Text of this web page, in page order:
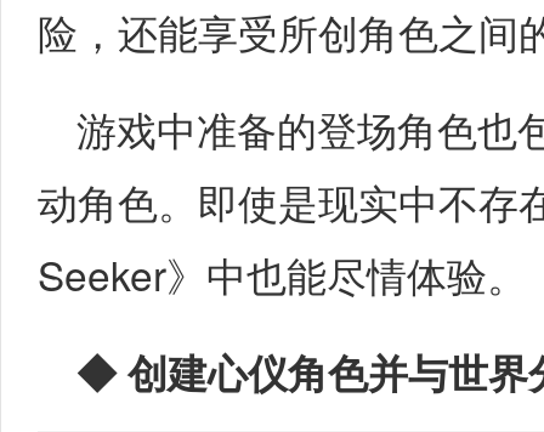
险，还能享受所创角色之间
游戏中准备的登场角色也
动角色。即使是现实中不存
Seeker》中也能尽情体验。
◆创建心仪角色并与世界